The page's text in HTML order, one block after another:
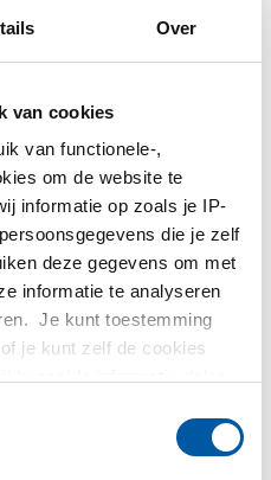
Over
van cookies
van functionele-,
om de website te
informatie op zoals je IP-
die je zelf
deze gegevens om met
informatie te analyseren
Je kunt toestemming
je kunt zelf de cookies
vind je in ons
3000# 1In
3000# 1/2In